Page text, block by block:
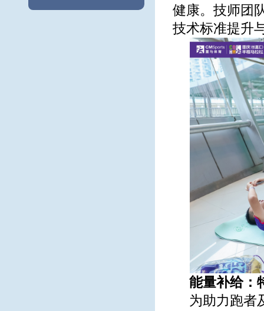
健康。技师团
技术标准提升
能量补给：
为助力跑者